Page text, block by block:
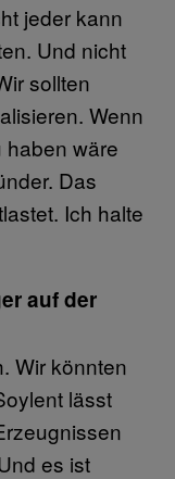
jeder kann
Und nicht
sollten
Wenn
haben wäre
Das
Ich halte
auf der
Wir könnten
lässt
es ist